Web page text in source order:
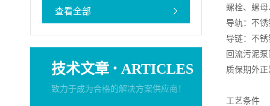
查看全部
技术文章 · ARTICLES
致力于成为合格的解决方案供应商！
螺栓、螺
导轨：不
导链：不
回流污泥
质保期外
工艺条件